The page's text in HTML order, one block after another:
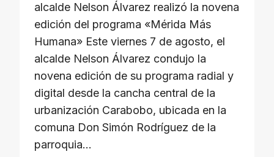
alcalde Nelson Álvarez realizó la novena
edición del programa «Mérida Más
Humana» Este viernes 7 de agosto, el
alcalde Nelson Álvarez condujo la
novena edición de su programa radial y
digital desde la cancha central de la
urbanización Carabobo, ubicada en la
comuna Don Simón Rodríguez de la
parroquia…